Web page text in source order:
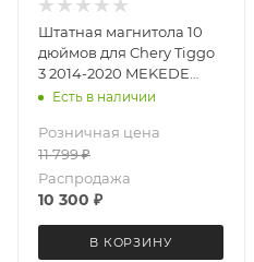
Штатная магнитола 10
дюймов для Chery Tiggo
3 2014-2020 MEKEDE
M150S 4024-6199 Android
Есть в наличии
Розничная цена
11 799₽
Распродажа
10 300 ₽
В КОРЗИНУ